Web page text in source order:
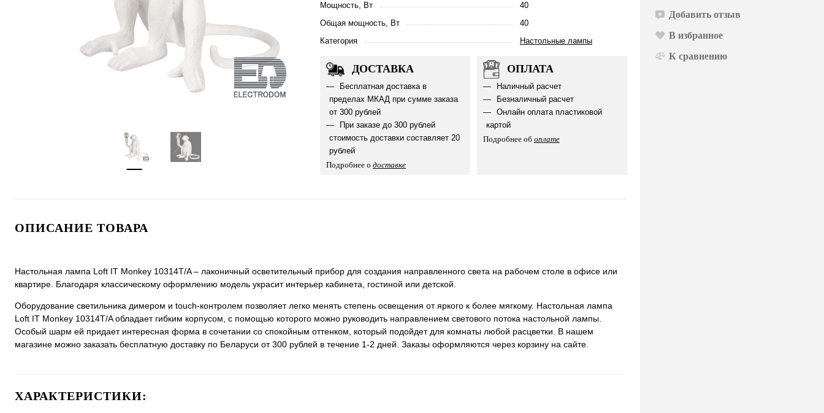
Мощность, Вт
40
Общая мощность, Вт
40
Категория
Настольные лампы
ДОСТАВКА
Бесплатная доставка в
пределах МКАД при сумме заказа
от 300 рублей
При заказе до 300 рублей
стоимость доставки составляет 20
рублей
Подробнее о доставке
ОПЛАТА
Наличный расчет
Безналичный расчет
Онлайн оплата пластиковой
картой
Подробнее об оплате
ОПИСАНИЕ ТОВАРА
Настольная лампа Loft IT Monkey 10314T/A – лаконичный осветительный прибор для создания направленного света на рабочем столе в офисе или
квартире. Благодаря классическому оформлению модель украсит интерьер кабинета, гостиной или детской.
Оборудование светильника димером и touch-контролем позволяет легко менять степень освещения от яркого к более мягкому. Настольная лампа
Loft IT Monkey 10314T/A обладает гибким корпусом, с помощью которого можно руководить направлением светового потока настольной лампы.
Особый шарм ей придает интересная форма в сочетании со спокойным оттенком, который подойдет для комнаты любой расцветки. В нашем
магазине можно заказать бесплатную доставку по Беларуси от 300 рублей в течение 1-2 дней. Заказы оформляются через корзину на сайте.
ХАРАКТЕРИСТИКИ:
Добавить отзыв
В избранное
К сравнению